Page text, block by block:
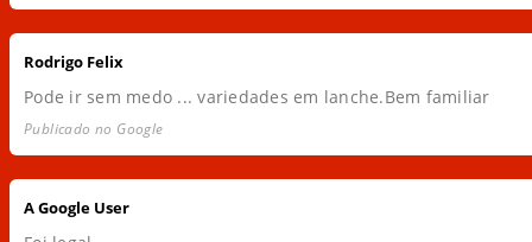
Rodrigo Felix
Pode ir sem medo ... variedades em lanche.Bem familiar
Publicado no Google
A Google User